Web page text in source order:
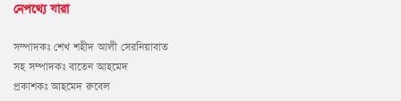
নেপথ্যে যারা
সম্পাদকঃ শেখ শহীদ আলী সেরনিয়াবাত
সহ সম্পাদকঃ বাতেন আহমেদ
প্রকাশকঃ আহমেদ রুবেল